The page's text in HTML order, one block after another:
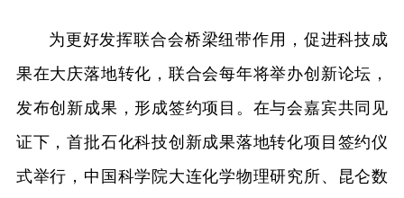
为更好发挥联合会桥梁纽带作用，促进科技成
果在大庆落地转化，联合会每年将举办创新论坛，
发布创新成果，形成签约项目。在与会嘉宾共同见
证下，首批石化科技创新成果落地转化项目签约仪
式举行，中国科学院大连化学物理研究所、昆仑数